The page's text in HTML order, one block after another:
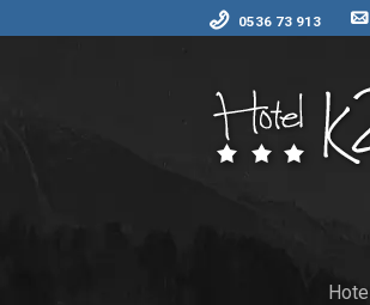
0536 73 913